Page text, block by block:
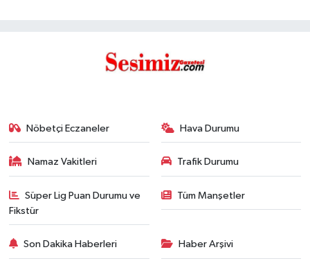
Nöbetçi Eczaneler Hava Durumu
Namaz Vakitleri Trafik Durumu
Süper Lig Puan Durumu ve
Fikstür
Tüm Manşetler
Son Dakika Haberleri Haber Arşivi